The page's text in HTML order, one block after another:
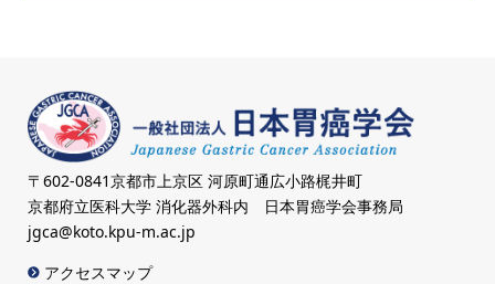
〒602-0841京都市上京区 河原町通広小路梶井町
京都府立医科大学 消化器外科内 日本胃癌学会事務局
jgca@koto.kpu-m.ac.jp
アクセスマップ